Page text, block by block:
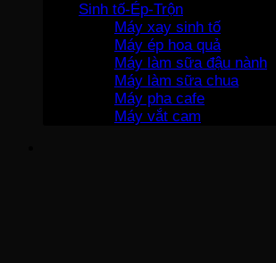
Sinh tố-Ép-Trộn
Máy xay sinh tố
Máy ép hoa quả
Máy làm sữa đậu nành
Máy làm sữa chua
Máy pha cafe
Máy vắt cam